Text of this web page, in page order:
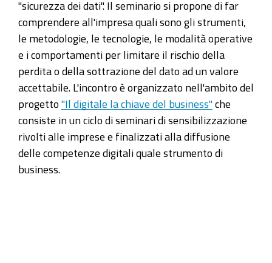
"sicurezza dei dati". Il seminario si propone di far
comprendere all'impresa quali sono gli strumenti,
le metodologie, le tecnologie, le modalità operative
e i comportamenti per limitare il rischio della
perdita o della sottrazione del dato ad un valore
accettabile. L'incontro è organizzato nell'ambito del
progetto "Il digitale la chiave del business" che
consiste in un ciclo di seminari di sensibilizzazione
rivolti alle imprese e finalizzati alla diffusione
delle competenze digitali quale strumento di
business.